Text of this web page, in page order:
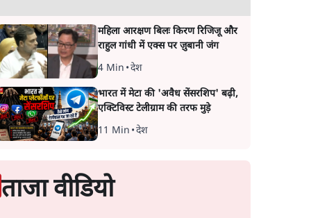
महिला आरक्षण बिलः किरण रिजिजू और
राहुल गांधी में एक्स पर ज़ुबानी जंग
4 Min •देश
भारत में मेटा की 'अवैध सेंसरशिप' बढ़ी,
एक्टिविस्ट टेलीग्राम की तरफ मुड़े
11 Min •देश
ताजा वीडियो